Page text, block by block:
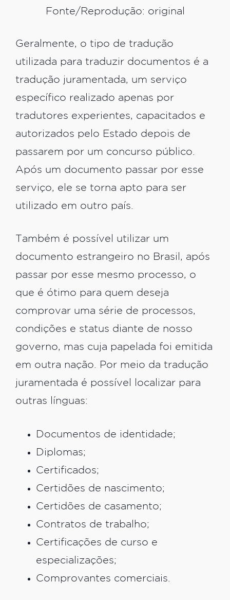
Fonte/Reprodução: original
Geralmente, o tipo de tradução
utilizada para traduzir documentos é a
tradução juramentada, um serviço
específico realizado apenas por
tradutores experientes, capacitados e
autorizados pelo Estado depois de
passarem por um concurso público.
Após um documento passar por esse
serviço, ele se torna apto para ser
utilizado em outro país.
Também é possível utilizar um
documento estrangeiro no Brasil, após
passar por esse mesmo processo, o
que é ótimo para quem deseja
comprovar uma série de processos,
condições e status diante de nosso
governo, mas cuja papelada foi emitida
em outra nação. Por meio da tradução
juramentada é possível localizar para
outras línguas:
Documentos de identidade;
Diplomas;
Certificados;
Certidões de nascimento;
Certidões de casamento;
Contratos de trabalho;
Certificações de curso e
especializações;
Comprovantes comerciais.